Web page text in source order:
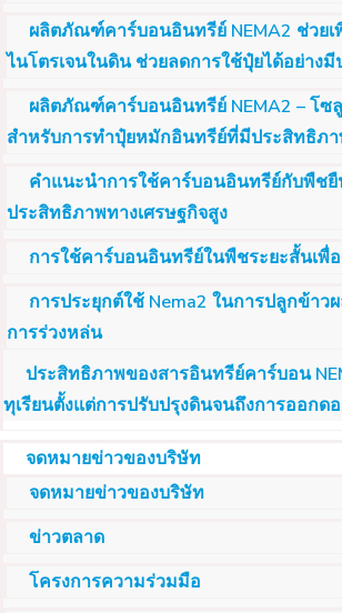
ผลิตภัณฑ์คาร์บอนอินทรีย์ NEMA2 ช่วยเ
ไนโตรเจนในดิน ช่วยลดการใช้ปุ๋ยได้อย่าง
ผลิตภัณฑ์คาร์บอนอินทรีย์ NEMA2 – โซ
สำหรับการทำปุ๋ยหมักอินทรีย์ที่มีประสิทธิภ
คำแนะนำการใช้คาร์บอนอินทรีย์กับพืช
ประสิทธิภาพทางเศรษฐกิจสูง
การใช้คาร์บอนอินทรีย์ในพืชระยะสั้นเพื่
การประยุกต์ใช้ Nema2 ในการปลูกข้าว
การร่วงหล่น
ประสิทธิภาพของสารอินทรีย์คาร์บอน
ทุเรียนตั้งแต่การปรับปรุงดินจนถึงการออกด
จดหมายข่าวของบริษัท
จดหมายข่าวของบริษัท
ข่าวตลาด
โครงการความร่วมมือ